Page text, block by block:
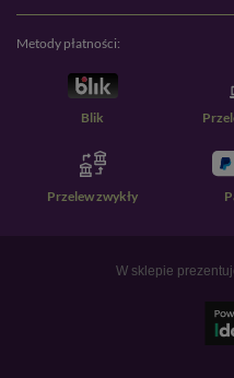
Metody płatności:
Blik
Przelew zwykły
W sklepie